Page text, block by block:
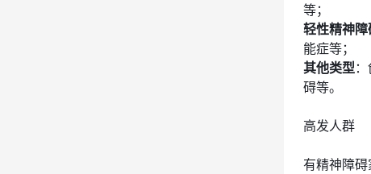
等；
轻性精神障
能症等；
其他类型
碍等。
高发人群
有精神障碍